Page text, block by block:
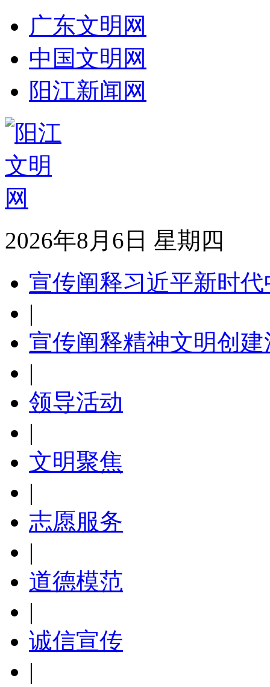
广东文明网
中国文明网
阳江新闻网
2026年8月6日 星期四
宣传阐释习近平新时
|
宣传阐释精神文明创建
|
领导活动
|
文明聚焦
|
志愿服务
|
道德模范
|
诚信宣传
|